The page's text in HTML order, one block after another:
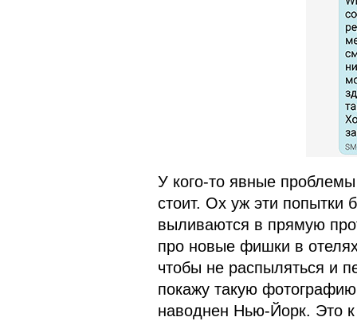
У кого-то явные проблемы
стоит. Ох уж эти попытки
выливаются в прямую
про новые фишки в
чтобы не распыляться и
покажу такую
наводнен Нью-Йорк. Это